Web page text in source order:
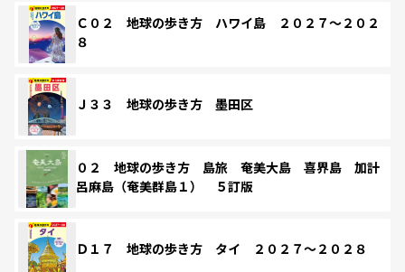
Ｃ０２ 地球の歩き方 ハワイ島 ２０２７～２０２
８
Ｊ３３ 地球の歩き方 墨田区
０２ 地球の歩き方 島旅 奄美大島 喜界島 加計
呂麻島（奄美群島１） ５訂版
Ｄ１７ 地球の歩き方 タイ ２０２７～２０２８